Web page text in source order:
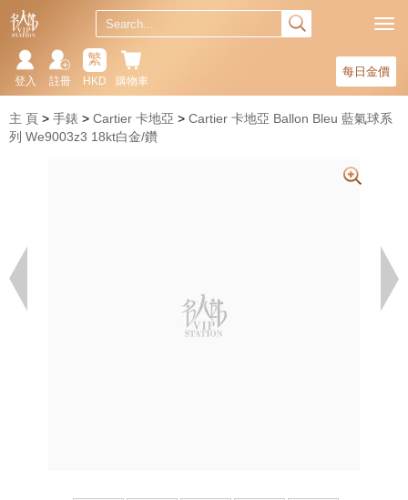
每日金價
購物車
繁
HKD
註冊
登入
主 頁 手錶 Cartier 卡地亞
Cartier 卡地亞 Ballon Bleu 藍氣球系
列 We9003z3 18kt白金/鑽